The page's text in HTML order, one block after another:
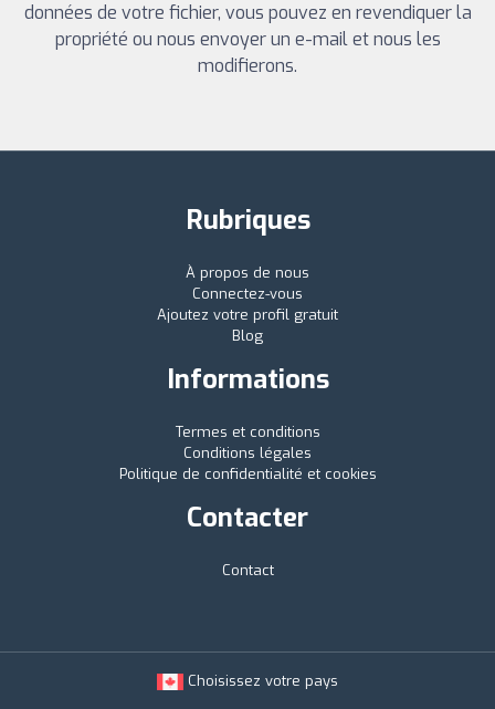
données de votre fichier, vous pouvez en revendiquer la
propriété ou nous envoyer un e-mail et nous les
modifierons.
Rubriques
À propos de nous
Connectez-vous
Ajoutez votre profil gratuit
Blog
Informations
Termes et conditions
Conditions légales
Politique de confidentialité et cookies
Contacter
Contact
Choisissez votre pays